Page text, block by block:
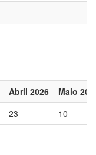
Abril 2026
Maio
23 10